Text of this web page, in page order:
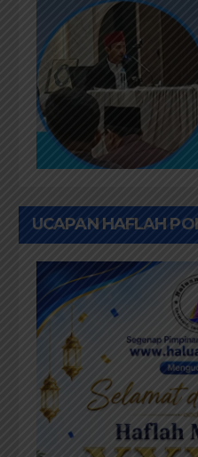
UCAPAN HAFLAH